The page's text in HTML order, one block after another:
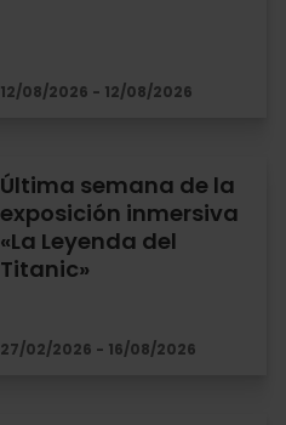
12/08/2026 - 12/08/2026
Última semana de la
exposición inmersiva
«La Leyenda del
Titanic»
27/02/2026 - 16/08/2026